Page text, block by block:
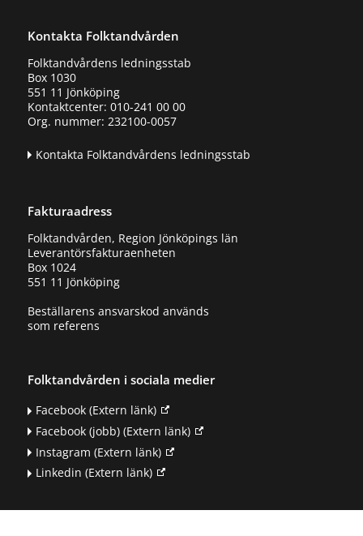
Kontakta Folktandvården
Folktandvårdens ledningsstab
Box 1030
551 11 Jönköping
Kontaktcenter: 010-241 00 00
Org. nummer: 232100-0057
Kontakta Folktandvårdens ledningsstab
Fakturaadress
Folktandvården, Region Jönköpings län
Leverantörsfakturaenheten
Box 1024
551 11 Jönköping
Beställarens ansvarskod används
som referens
Folktandvården i sociala medier
Facebook(Extern länk)
Facebook (jobb)(Extern länk)
Instagram (Extern länk)
Linkedin (Extern länk)